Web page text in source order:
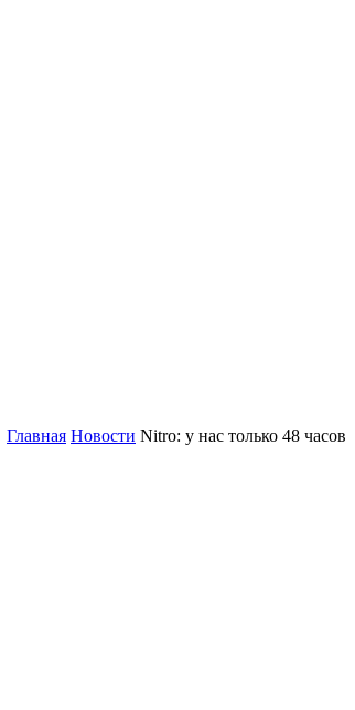
Главная Новости Nitro: у нас только 48 часов